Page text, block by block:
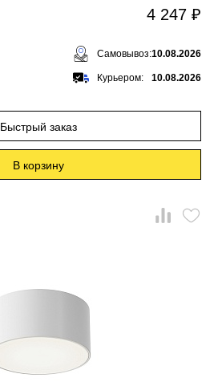
4 247 ₽
Самовывоз:10.08.2026
Курьером: 10.08.2026
Быстрый заказ
В корзину